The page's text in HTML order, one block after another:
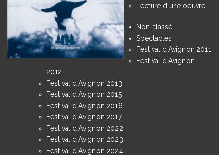
Lecture d'une oeuvre
Non classé
Spectacles
Festival d'Avignon 2011
Festival d'Avignon
2012
Festival d'Avignon 2013
Festival d'Avignon 2015
Festival d'Avignon 2016
Festival d'Avignon 2017
Festival d'Avignon 2022
Festival d'Avignon 2023
Festival d'Avignon 2024